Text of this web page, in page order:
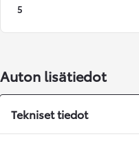
5
Auton lisätiedot
Tekniset tiedot